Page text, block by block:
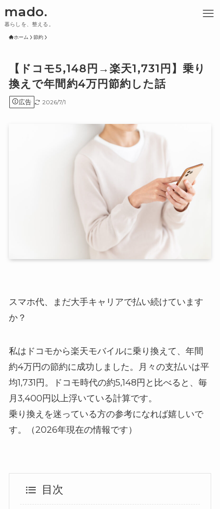
mado.
暮らしを、整える。
ホーム 節約
【ドコモ5,148円→楽天1,731円】乗り
換えで年間約4万円節約した話
広告 2026/7/1
スマホ代、まだ大手キャリアで払い続けています
か？
私はドコモから楽天モバイルに乗り換えて、年間
約4万円の節約に成功しました。月々の支払いは平
均1,731円。ドコモ時代の約5,148円と比べると、毎
月3,400円以上浮いている計算です。
乗り換えを迷っている方の参考になれば嬉しいで
す。（2026年現在の情報です）
目次